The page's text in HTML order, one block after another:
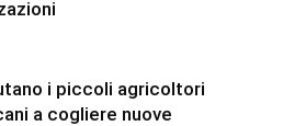
i piccoli agricoltori
a cogliere nuove